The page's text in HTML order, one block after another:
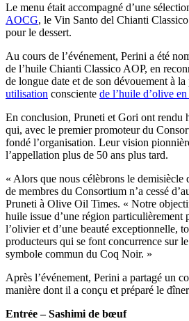
Le menu était accompagné d’une
AOCG, le Vin Santo del Chianti
pour le dessert.
Au cours de l’événement, Perini a été
de l’huile Chianti Classico AOP, en
de longue date et de son dévouement à
utilisation consciente de l’huile d’olive
En conclusion, Pruneti et Gori ont rendu
qui, avec le premier promoteur du
fondé l’organisation. Leur vision
l’appellation plus de 50 ans plus tard.
« Alors que nous célè­brons le demi­siècle
de membres du Consortium n’a cessé
Pruneti à Olive Oil Times. « Notre
huile issue d’une région particulièrement
l’olivier et d’une beauté exceptionnelle,
producteurs qui se font concurrence sur
symbole commun du Coq Noir. »
Après l’événement, Perini a partagé un
manière dont il a conçu et préparé le
Entrée – Sashimi de bœuf